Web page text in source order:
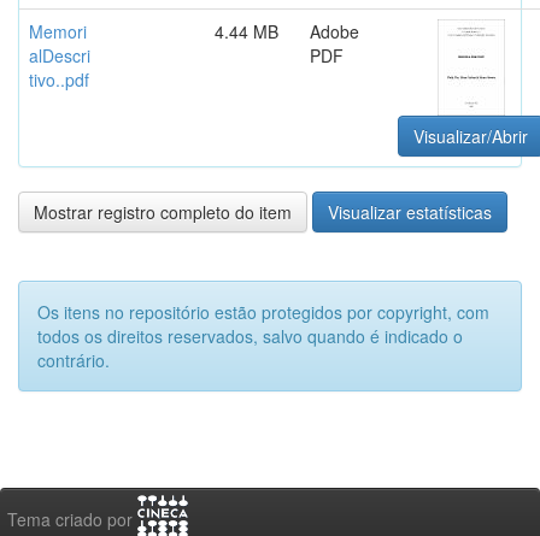
Memori
alDescri
tivo..pdf
4.44 MB
Adobe
PDF
Visualizar/Abrir
Mostrar registro completo do item Visualizar estatísticas
Os itens no repositório estão protegidos por copyright, com
todos os direitos reservados, salvo quando é indicado o
contrário.
Tema criado por